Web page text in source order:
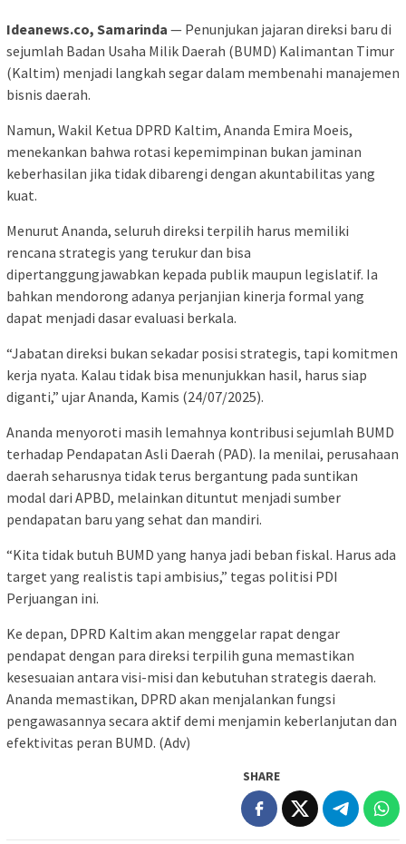
Ideanews.co, Samarinda — Penunjukan jajaran direksi baru di
sejumlah Badan Usaha Milik Daerah (BUMD) Kalimantan Timur
(Kaltim) menjadi langkah segar dalam membenahi manajemen
bisnis daerah.
Namun, Wakil Ketua DPRD Kaltim, Ananda Emira Moeis,
menekankan bahwa rotasi kepemimpinan bukan jaminan
keberhasilan jika tidak dibarengi dengan akuntabilitas yang
kuat.
Menurut Ananda, seluruh direksi terpilih harus memiliki
rencana strategis yang terukur dan bisa
dipertanggungjawabkan kepada publik maupun legislatif. Ia
bahkan mendorong adanya perjanjian kinerja formal yang
dapat menjadi dasar evaluasi berkala.
“Jabatan direksi bukan sekadar posisi strategis, tapi komitmen
kerja nyata. Kalau tidak bisa menunjukkan hasil, harus siap
diganti,” ujar Ananda, Kamis (24/07/2025).
Ananda menyoroti masih lemahnya kontribusi sejumlah BUMD
terhadap Pendapatan Asli Daerah (PAD). Ia menilai, perusahaan
daerah seharusnya tidak terus bergantung pada suntikan
modal dari APBD, melainkan dituntut menjadi sumber
pendapatan baru yang sehat dan mandiri.
“Kita tidak butuh BUMD yang hanya jadi beban fiskal. Harus ada
target yang realistis tapi ambisius,” tegas politisi PDI
Perjuangan ini.
Ke depan, DPRD Kaltim akan menggelar rapat dengar
pendapat dengan para direksi terpilih guna memastikan
kesesuaian antara visi-misi dan kebutuhan strategis daerah.
Ananda memastikan, DPRD akan menjalankan fungsi
pengawasannya secara aktif demi menjamin keberlanjutan dan
efektivitas peran BUMD. (Adv)
SHARE